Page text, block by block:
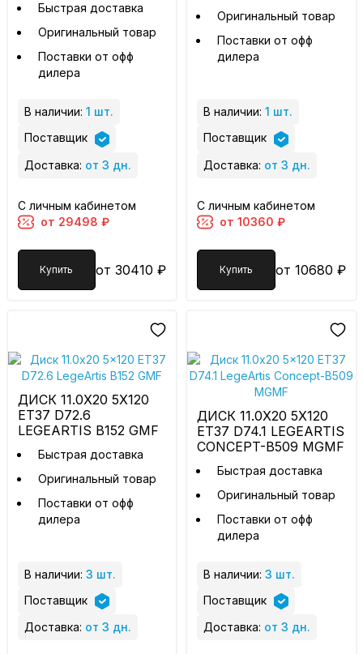
Быстрая доставка
Оригинальный товар
Поставки от офф
дилера
В наличии: 1 шт.
Поставщик
Доставка: от 3 дн.
С личным кабинетом
от 29498 ₽
Купить от 30410 ₽
Оригинальный товар
Поставки от офф
дилера
В наличии: 1 шт.
Поставщик
Доставка: от 3 дн.
С личным кабинетом
от 10360 ₽
Купить от 10680 ₽
ДИСК 11.0X20 5X120
ET37 D72.6
LEGEARTIS B152 GMF
Быстрая доставка
Оригинальный товар
Поставки от офф
дилера
В наличии: 3 шт.
Поставщик
Доставка: от 3 дн.
ДИСК 11.0X20 5X120
ET37 D74.1 LEGEARTIS
CONCEPT-B509 MGMF
Быстрая доставка
Оригинальный товар
Поставки от офф
дилера
В наличии: 3 шт.
Поставщик
Доставка: от 3 дн.